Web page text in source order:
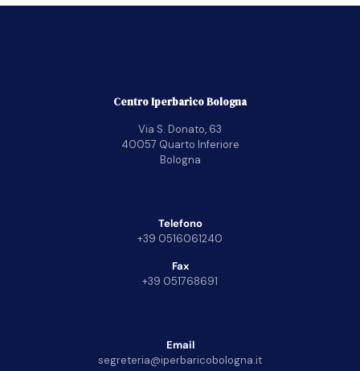
Centro Iperbarico Bologna
Via S. Donato, 63
40057 Quarto Inferiore
Bologna
Telefono
+39 0516061240
Fax
+39 051768691
Email
segreteria@iperbaricobologna.it